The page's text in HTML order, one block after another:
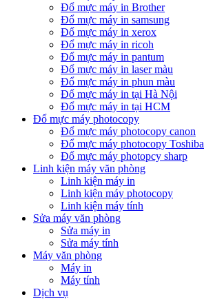
Đổ mực máy in Brother
Đổ mực máy in samsung
Đổ mực máy in xerox
Đổ mực máy in ricoh
Đổ mực máy in pantum
Đổ mực máy in laser màu
Đổ mực máy in phun màu
Đổ mực máy in tại Hà Nội
Đổ mực máy in tại HCM
Đổ mực máy photocopy
Đổ mực máy photocopy canon
Đổ mực máy photocopy Toshiba
Đổ mực máy photopcy sharp
Linh kiện máy văn phòng
Linh kiện máy in
Linh kiện máy photocopy
Linh kiện máy tính
Sửa máy văn phòng
Sửa máy in
Sửa máy tính
Máy văn phòng
Máy in
Máy tính
Dịch vụ